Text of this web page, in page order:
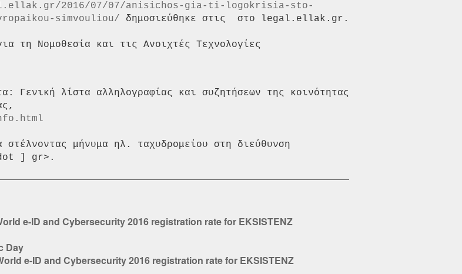
2016/07/07/anisichos-gia-ti-logokrisia-sto-
simvouliou/
δημοσιεύθηκε στις  στο legal.ellak.gr.
Γενική λίστα αλληλογραφίας και συζητήσεων της κοινότητας
μήνυμα ηλ. ταχυδρομείου στη διεύθυνση
e-ID and Cybersecurity 2016 registration rate for EKSISTENZ
Day
e-ID and Cybersecurity 2016 registration rate for EKSISTENZ